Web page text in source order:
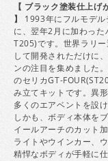
【 ブラック塗装仕上
】 1993年にフルモデ
に、翌年2月に加わっ
T205)です。世界ラリ
して開発されただけに
ンの注目を集めました
のセリカGT-
み立てキットです。異
多くのエアベントを設
しかも、ボディ本体を
イールアーチのカット
ライトやウインカー、
精悍なボディが手軽に仕